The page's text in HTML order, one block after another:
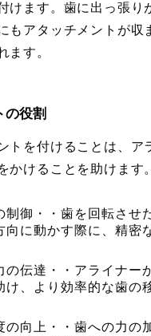
けます。歯に出っ張り
もアタッチメントが収
ます。
の役割
トを付けることは、ア
かけることを助けます。
制御・・歯を回転させ
向に動かす際に、精密
の伝達・・アライナー
け、より効率的な歯の
の向上・・歯への力の